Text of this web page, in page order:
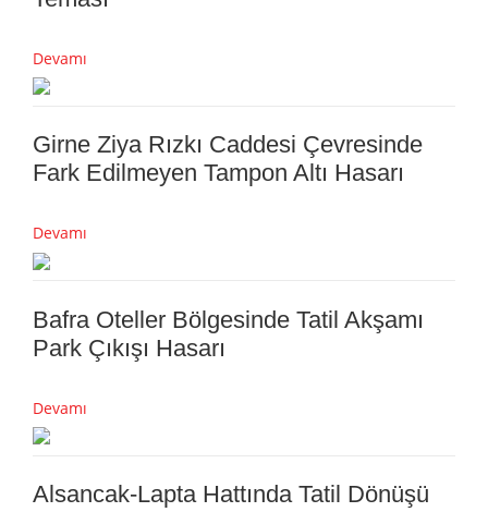
Devamı
Girne Ziya Rızkı Caddesi Çevresinde
Fark Edilmeyen Tampon Altı Hasarı
Devamı
Bafra Oteller Bölgesinde Tatil Akşamı
Park Çıkışı Hasarı
Devamı
Alsancak-Lapta Hattında Tatil Dönüşü